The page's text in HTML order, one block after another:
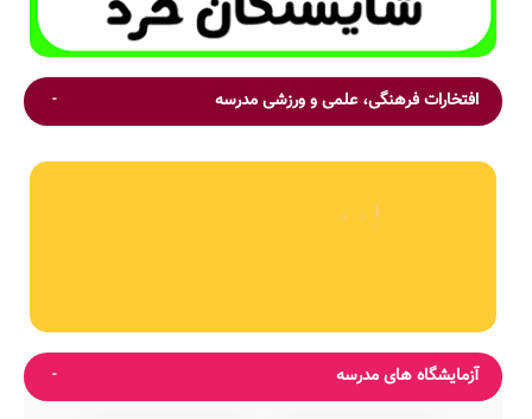
افتخارات فرهنگی، علمی و ورزشی مدرسه
آزمایشگاه های مدرسه